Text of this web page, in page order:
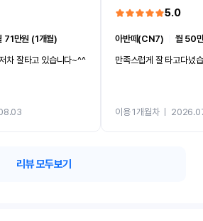
71만원 (1개월)
차 잘타고 있습니다~^^
5.0
아반떼(CN7)
월 50
만족스럽게 잘 타고다녔
이용 1개월차ㅣ
리뷰 모두보기